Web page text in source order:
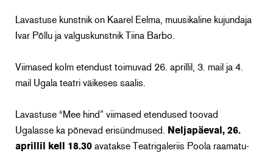
Lavastuse kunstnik on Kaarel Eelma, muusikaline kujundaja
Ivar Põllu ja valguskunstnik Tiina Barbo.
Viimased kolm etendust toimuvad 26. aprillil, 3. mail ja 4.
mail Ugala teatri väikeses saalis.
Lavastuse “Mee hind” viimased etendused toovad
Ugalasse ka põnevad erisündmused.
Neljapäeval, 26.
aprillil kell 18.30 avatakse Teatrigaleriis Poola raamatu-